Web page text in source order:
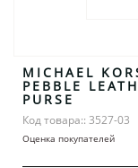
MICHAEL
PEBBLE
PURSE
Код товара:: 3527-03
Оценка покупателей